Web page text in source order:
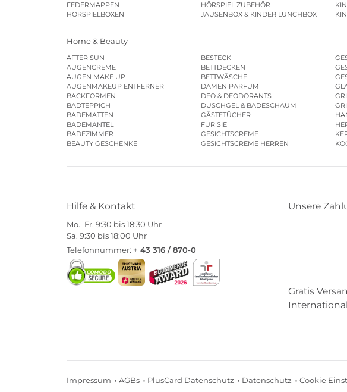
FEDERMAPPEN
HÖRSPIELBOXEN
HÖRSPIEL ZUBEHÖR
JAUSENBOX & KINDER LUNCHBOX
Home & Beauty
AFTER SUN
AUGENCREME
AUGEN MAKE UP
AUGENMAKEUP ENTFERNER
BACKFORMEN
BADTEPPICH
BADEMATTEN
BADEMÄNTEL
BADEZIMMER
BEAUTY GESCHENKE
BESTECK
BETTDECKEN
BETTWÄSCHE
DAMEN PARFUM
DEO & DEODORANTS
DUSCHGEL & BADESCHAUM
GÄSTETÜCHER
FÜR SIE
GESICHTSCREME
GESICHTSCREME HERREN
Hilfe & Kontakt
Mo.–Fr. 9:30 bis 18:30 Uhr
Sa. 9:30 bis 18:00 Uhr
Telefonnummer: + 43 316 / 870-0
Unsere
Gratis
Impressum AGBs PlusCard Datenschutz Datenschutz Cookie